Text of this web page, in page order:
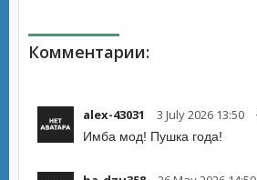
Комментарии:
alex-43031 3 July 2026 13:50
Имба мод! Пушка года!